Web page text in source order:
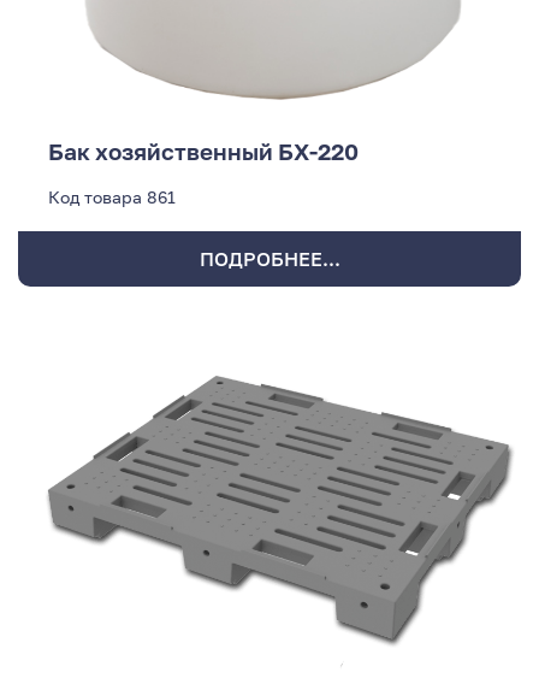
Бак хозяйственный БХ-220
Код товара 861
ПОДРОБНЕЕ...